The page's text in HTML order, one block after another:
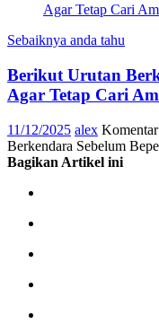
Sebaiknya anda tahu
Berikut Urutan
Agar Tetap Cari
11/12/2025 alex
Berkendara Sebelum
Bagikan Artikel ini